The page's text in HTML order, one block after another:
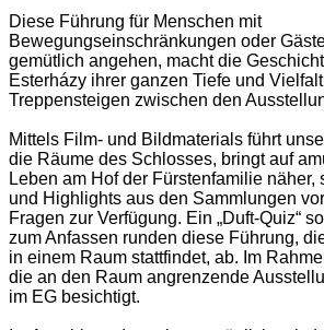
Diese Führung für Menschen mit
Bewegungseinschränkungen oder
gemütlich angehen, macht die
Esterházy ihrer ganzen Tiefe und
Treppensteigen zwischen den
Mittels Film- und Bildmaterials führt
die Räume des Schlosses, bringt auf
Leben am Hof der Fürstenfamilie
und Highlights aus den Sammlungen
Fragen zur Verfügung. Ein „Duft-Quiz“
zum Anfassen runden diese Führung,
in einem Raum stattfindet, ab. Im
die an den Raum angrenzende
im EG besichtigt.